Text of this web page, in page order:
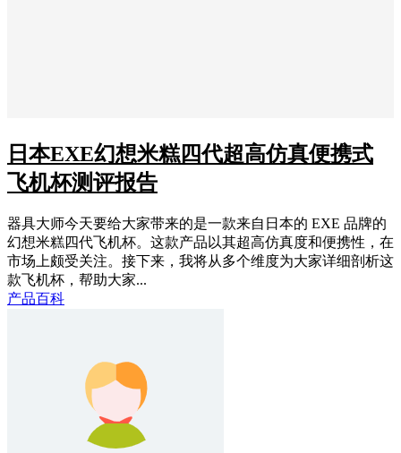
日本EXE幻想米糕四代超高仿真便携式
飞机杯测评报告
器具大师今天要给大家带来的是一款来自日本的 EXE 品牌的
幻想米糕四代飞机杯。这款产品以其超高仿真度和便携性，在
市场上颇受关注。接下来，我将从多个维度为大家详细剖析这
款飞机杯，帮助大家...
产品百科